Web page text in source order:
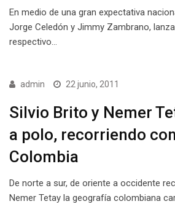
En medio de una gran expectativa
Jorge Celedón y Jimmy Zambrano,
respectivo…
admin 22 junio, 2011
Silvio Brito y Nemer
a polo, recorriendo
Colombia
De norte a sur, de oriente a occidente
Nemer Tetay la geografía colombiana